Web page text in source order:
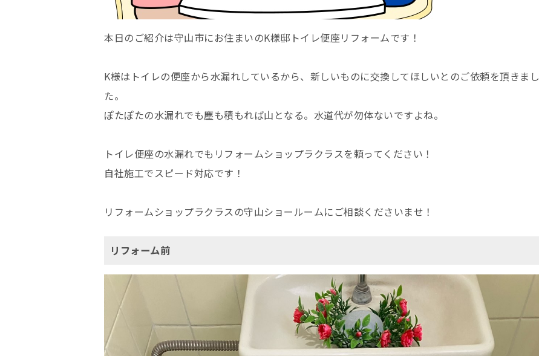
本日のご紹介は守山市にお住まいのK様邸トイレ便座リフォームです！
K様はトイレの便座から水漏れしているから、新しいものに交換してほしいとのご依頼を頂きまし
た。
ぽたぽたの水漏れでも塵も積もれば山となる。水道代が勿体ないですよね。
トイレ便座の水漏れでもリフォームショップラクラスを頼ってください！
自社施工でスピード対応です！
リフォームショップラクラスの守山ショールームにご相談くださいませ！
リフォーム前